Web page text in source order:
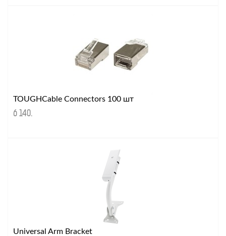
TOUGHCable Connectors 100 шт
6 140.
Universal Arm Bracket